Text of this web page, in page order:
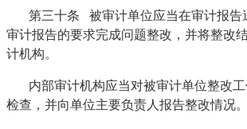
第三十条 被审计单位应当在审计报告
审计报告的要求完成问题整改，并将整改
计机构。
内部审计机构应当对被审计单位整改工
检查，并向单位主要负责人报告整改情况。